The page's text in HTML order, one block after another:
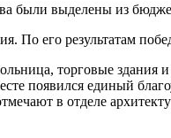
были выделены из
его результатам
торговые здания
появился единый
в отделе